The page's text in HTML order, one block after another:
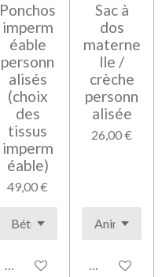
Ponchos
imperm
éable
personn
alisés
(choix
des
tissus
imperm
éable)
49,00 €
Voir les détails
Sac à
dos
materne
lle /
crèche
personn
alisée
26,00 €
Voir les